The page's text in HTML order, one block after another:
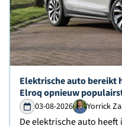
Lees verder over
Elektrische auto bereikt
Elroq opnieuw
03-08-2026 Yorrick
De elektrische auto